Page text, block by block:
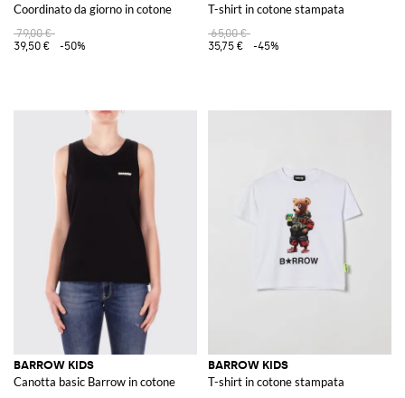
Coordinato da giorno in cotone
79,00 €
39,50 €
-50%
T-shirt in cotone stampata
65,00 €
35,75 €
-45%
BARROW KIDS
Canotta basic Barrow in cotone
BARROW KIDS
T-shirt in cotone stampata